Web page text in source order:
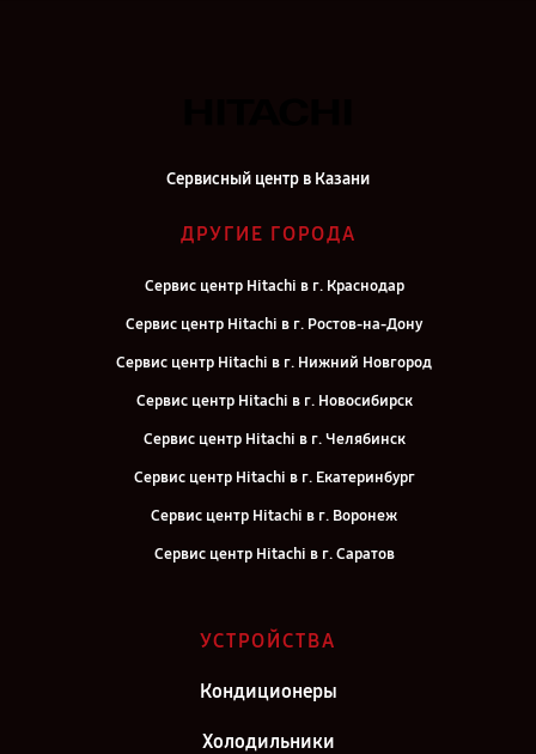
Сервисный центр в Казани
ДРУГИЕ ГОРОДА
Сервис центр Hitachi в г. Краснодар
Сервис центр Hitachi в г. Ростов-на-Дону
Сервис центр Hitachi в г. Нижний Новгород
Сервис центр Hitachi в г. Новосибирск
Сервис центр Hitachi в г. Челябинск
Сервис центр Hitachi в г. Екатеринбург
Сервис центр Hitachi в г. Воронеж
Сервис центр Hitachi в г. Саратов
Сервис центр Hitachi в г. Киров
Сервис центр Hitachi в г. Санкт-Петербург
УСТРОЙСТВА
Кондиционеры
Холодильники